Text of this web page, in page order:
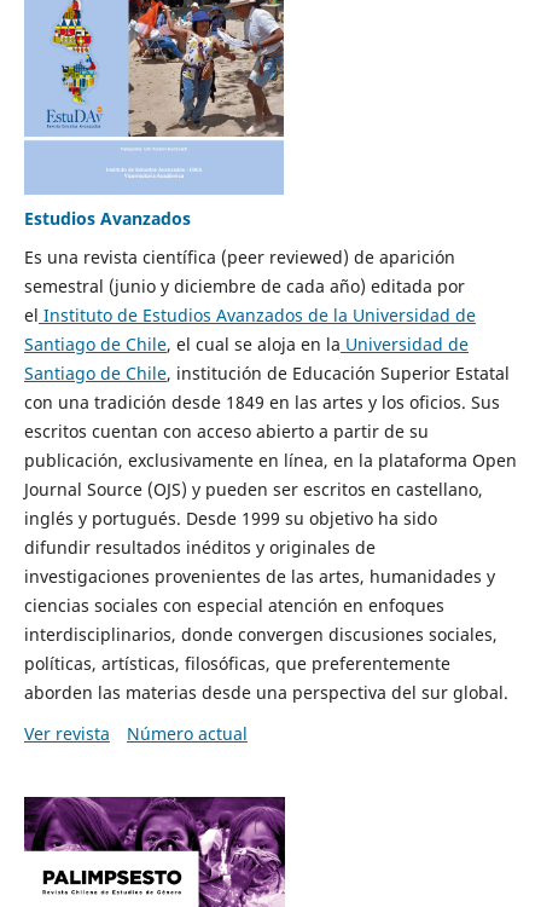
Estudios Avanzados
Es una revista científica (peer reviewed) de aparición
semestral (junio y diciembre de cada año) editada por
el Instituto de Estudios Avanzados de la Universidad de
Santiago de Chile, el cual se aloja en la Universidad de
Santiago de Chile, institución de Educación Superior Estatal
con una tradición desde 1849 en las artes y los oficios. Sus
escritos cuentan con acceso abierto a partir de su
publicación, exclusivamente en línea, en la plataforma Open
Journal Source (OJS) y pueden ser escritos en castellano,
inglés y portugués. Desde 1999 su objetivo ha sido
difundir resultados inéditos y originales de
investigaciones provenientes de las artes, humanidades y
ciencias sociales con especial atención en enfoques
interdisciplinarios, donde convergen discusiones sociales,
políticas, artísticas, filosóficas, que preferentemente
aborden las materias desde una perspectiva del sur global.
Ver revista
Número actual